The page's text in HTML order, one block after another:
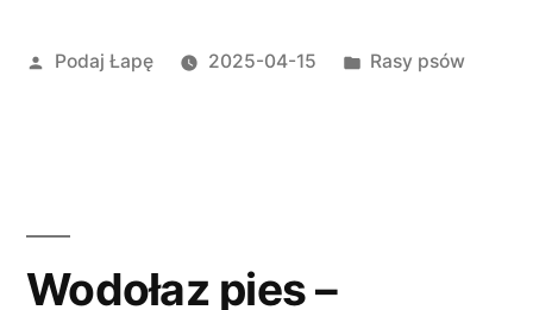
charakterystyka,
Opublikowane
Podaj Łapę 2025-04-15
Opublikowano
Rasy psów
Wodołaz pies –